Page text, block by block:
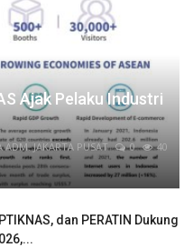
Ajak Pelaku Industri
ADM. JAKARTA PUSAT 0
40
dan PERATIN Dukung